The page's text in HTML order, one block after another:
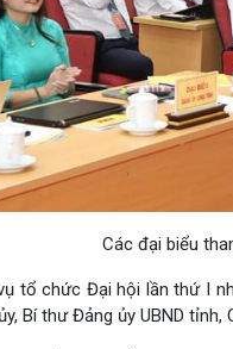
Các đại biểu
tổ chức Đại hội lần thứ I
Bí thư Đảng ủy UBND tỉnh,